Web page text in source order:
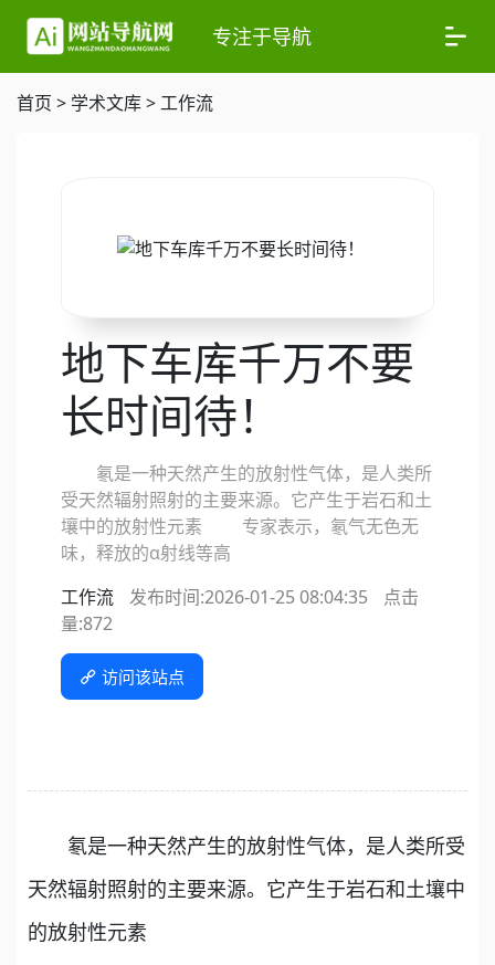
专注于导航
首页 > 学术文库>工作流
地下车库千万不要
长时间待！
氡是一种天然产生的放射性气体，是人类所
受天然辐射照射的主要来源。它产生于岩石和土
壤中的放射性元素 专家表示，氡气无色无
味，释放的α射线等高
工作流
发布时间:2026-01-25 08:04:35
点击
量:872
访问该站点
氡是一种天然产生的放射性气体，是人类所受
天然辐射照射的主要来源。它产生于岩石和土壤中
的放射性元素